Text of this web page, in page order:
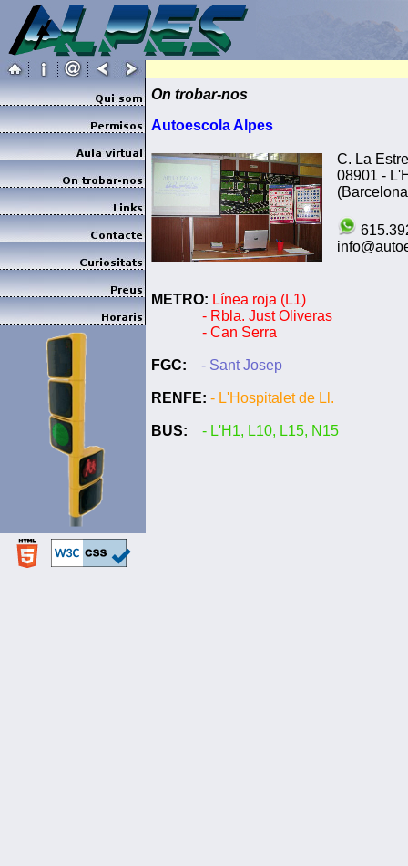
On trobar-nos
Autoescola Alpes
METRO: Línea roja (L1)
- Rbla. Just Oliveras
- Can Serra
FGC: - Sant Josep
RENFE: - L'Hospitalet de Ll.
BUS: - L'H1, L10, L15, N15
C. La
08901 -